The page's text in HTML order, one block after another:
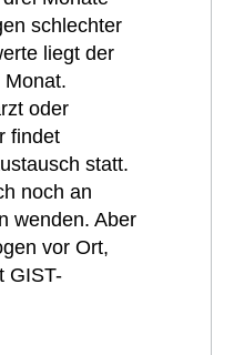
schlechter
liegt der
oder
findet
statt.
noch an
wenden. Aber
vor Ort,
GIST-